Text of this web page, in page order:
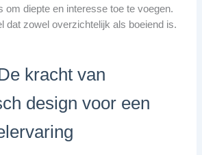
om diepte en interesse toe te voegen.
dat zowel overzichtelijk als boeiend is.
kracht van
design voor een